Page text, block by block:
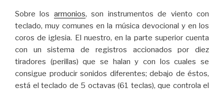
Sobre los armonios, son instrumentos de viento con
teclado, muy comunes en la música devocional y en los
coros de iglesia. El nuestro, en la parte superior cuenta
con un sistema de registros accionados por diez
tiradores (perillas) que se halan y con los cuales se
consigue producir sonidos diferentes; debajo de éstos,
está el teclado de 5 octavas (61 teclas), que controla el